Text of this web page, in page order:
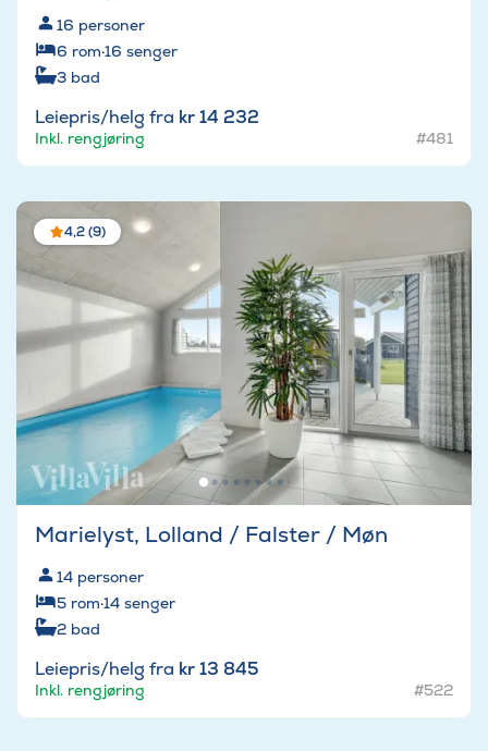
16 personer
6 rom·16 senger
3 bad
Leiepris/helg fra kr 14 232
Inkl. rengjøring #481
4,2 (9)
Marielyst, Lolland / Falster / Møn
14 personer
5 rom·14 senger
2 bad
Leiepris/helg fra kr 13 845
Inkl. rengjøring #522